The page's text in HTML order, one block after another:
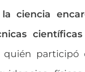
ciencia
quién participó